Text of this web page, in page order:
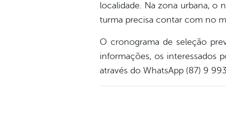
localidade. Na zona urbana, o
turma precisa contar com no
O cronograma de seleção
informações, os interessados
através do WhatsApp (87) 9